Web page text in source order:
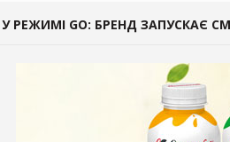
РЕЖИМІ GO: БРЕНД ЗАПУСКАЄ